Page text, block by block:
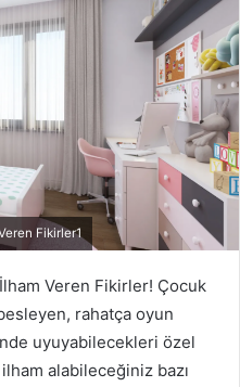
Fikirler1
İlham Veren Fikirler! Çocuk
rahatça oyun
uyuyabilecekleri özel
alabileceğiniz bazı